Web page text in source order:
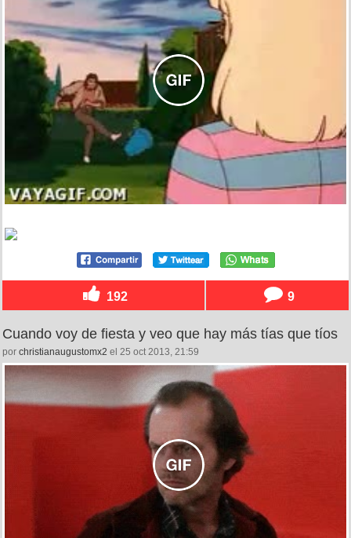
192 9
Cuando voy de fiesta y veo que hay más tías que tíos
por christianaugustomx2 el 25 oct 2013, 21:59